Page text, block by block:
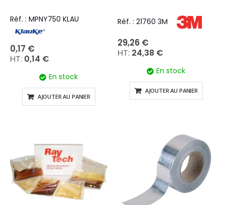
Réf. : MPNY750 KLAU
0,17 €
0,14 €
En stock
AJOUTER AU PANIER
Réf. : 21760 3M
29,26 €
24,38 €
En stock
AJOUTER AU PANIER